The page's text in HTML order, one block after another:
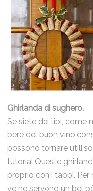
Ghirlanda di sughero.
Se siete dei tipi, come
bere del buon
possono tornare
tutorial.Queste
proprio con i tappi. Per
ve ne servono un bel